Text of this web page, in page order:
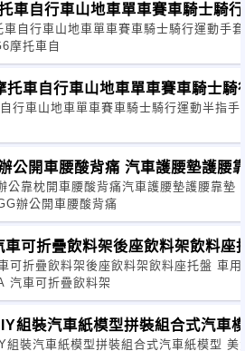
車自行車山地車單車賽車騎士騎
車自行車山地車單車賽車騎士騎行運動手
摩托車自
托車自行車山地車單車賽車騎士騎
行車山地車單車賽車騎士騎行運動半指
公開車腰酸背痛 汽車護腰墊護腰
公靠枕開車腰酸背痛汽車護腰墊護腰靠
辦公開車腰酸背痛
可折疊飲料架後座飲料架飲料座
可折疊飲料架後座飲料架飲料座托盤 車
汽車可折疊飲料架
組裝汽車紙模型拼裝組合式汽車
組裝汽車紙模型拼裝組合式汽車紙模型